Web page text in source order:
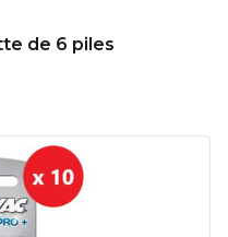
de 6 piles